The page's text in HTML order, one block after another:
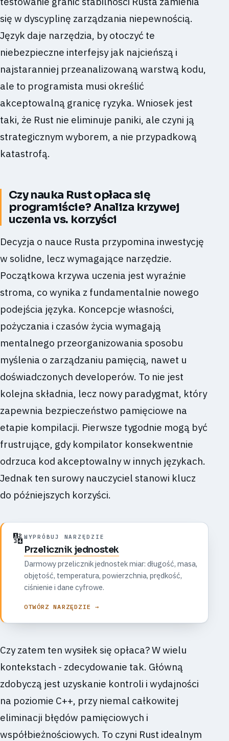
się w dyscyplinę zarządzania niepewnością.
Język daje narzędzia, by otoczyć te
niebezpieczne interfejsy jak najcieńszą i
najstaranniej przeanalizowaną warstwą kodu,
ale to programista musi określić
akceptowalną granicę ryzyka. Wniosek jest
taki, że Rust nie eliminuje paniki, ale czyni ją
strategicznym wyborem, a nie przypadkową
katastrofą.
Czy nauka Rust opłaca się
programiście? Analiza krzywej
uczenia vs. korzyści
Decyzja o nauce Rusta przypomina inwestycję
w solidne, lecz wymagające narzędzie.
Początkowa krzywa uczenia jest wyraźnie
stroma, co wynika z fundamentalnie nowego
podejścia języka. Koncepcje własności,
pożyczania i czasów życia wymagają
mentalnego przeorganizowania sposobu
myślenia o zarządzaniu pamięcią, nawet u
doświadczonych developerów. To nie jest
kolejna składnia, lecz nowy paradygmat, który
zapewnia bezpieczeństwo pamięciowe na
etapie kompilacji. Pierwsze tygodnie mogą być
frustrujące, gdy kompilator konsekwentnie
odrzuca kod akceptowalny w innych językach.
Jednak ten surowy nauczyciel stanowi klucz
do późniejszych korzyści.
🔢 WYPRÓBUJ NARZĘDZIE
Przelicznik jednostek
Darmowy przelicznik jednostek miar: długość, masa,
objętość, temperatura, powierzchnia, prędkość,
ciśnienie i dane cyfrowe.
OTWÓRZ NARZĘDZIE →
Czy zatem ten wysiłek się opłaca? W wielu
kontekstach - zdecydowanie tak. Główną
zdobyczą jest uzyskanie kontroli i wydajności
na poziomie C++, przy niemal całkowitej
eliminacji błędów pamięciowych i
współbieżnościowych. To czyni Rust idealnym